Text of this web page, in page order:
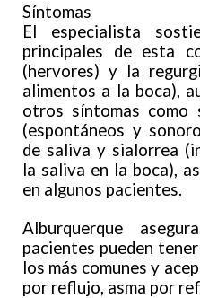
Síntomas
El especialista
principales de esta
(hervores) y la
alimentos a la boca),
otros síntomas como
(espontáneos y
de saliva y sialorrea
la saliva en la boca),
en algunos pacientes.
Alburquerque
pacientes pueden
los más comunes y
por reflujo, asma por